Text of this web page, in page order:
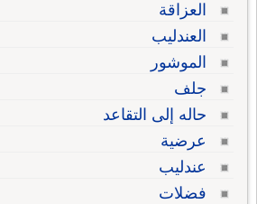
العزاقة
العندليب
الموشور
جلف
حاله إلى التقاعد
عرضية
عندليب
فضلات